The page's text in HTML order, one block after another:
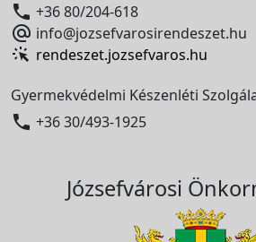
 +36 80/204-618
 info@jozsefvarosirendeszet.hu
rendeszet.jozsefvaros.hu
Gyermekvédelmi Készenléti
 +36 30/493-1925
Józsefvárosi